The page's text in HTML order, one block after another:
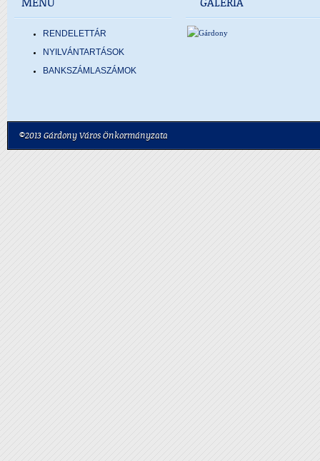
MENÜ
RENDELETTÁR
NYILVÁNTARTÁSOK
BANKSZÁMLASZÁMOK
GALÉRIA
©2013 Gárdony Város Önkormányzata